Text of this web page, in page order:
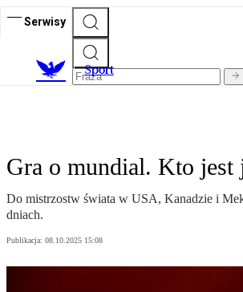
Serwisy
Sport
Gra o mundial. Kto jest
Do mistrzostw świata w USA, Kanadzie i
dniach.
Publikacja: 08.10.2025 15:08